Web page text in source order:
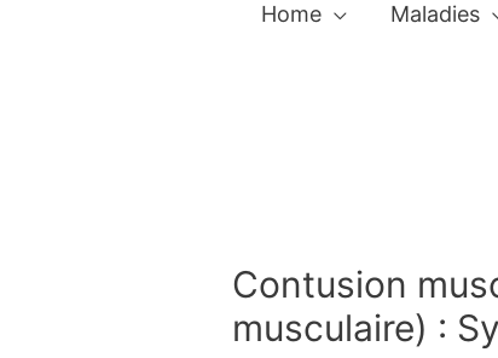
Home Maladies
Contusion
musculaire) :